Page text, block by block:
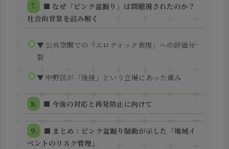
■ なぜ「ピンク盆踊り」は問題視されたのか？
社会的背景を読み解く
▼ 公共空間での「エロティック表現」への評価分
裂
▼ 中野区が「後援」という立場にあった重み
■ 今後の対応と再発防止に向けて
■ まとめ：ピンク盆踊り騒動が示した「地域イ
ベントのリスク管理」